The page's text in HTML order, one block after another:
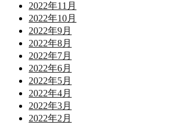
2022年11月
2022年10月
2022年9月
2022年8月
2022年7月
2022年6月
2022年5月
2022年4月
2022年3月
2022年2月